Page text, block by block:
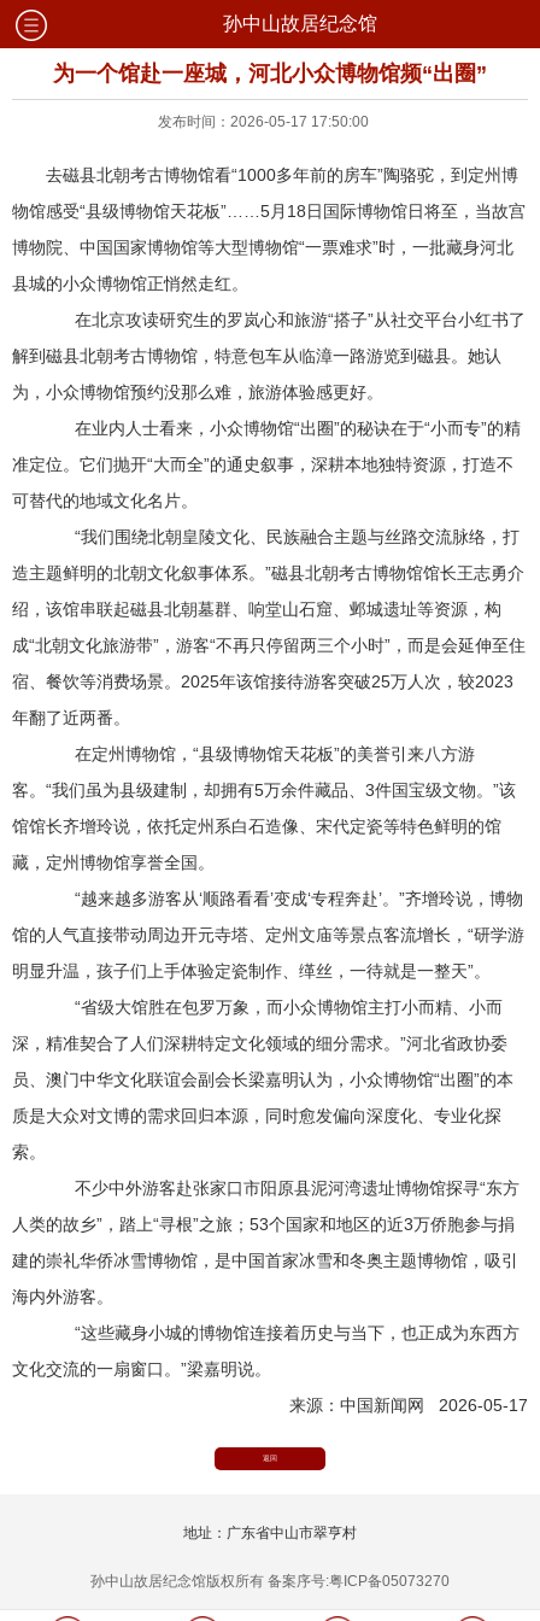
孙中山故居纪念馆
为一个馆赴一座城，河北小众博物馆频“出圈”
发布时间：2026-05-17 17:50:00
去磁县北朝考古博物馆看“1000多年前的房车”陶骆驼，到定州博
物馆感受“县级博物馆天花板”……5月18日国际博物馆日将至，当故宫
博物院、中国国家博物馆等大型博物馆“一票难求”时，一批藏身河北
县城的小众博物馆正悄然走红。
在北京攻读研究生的罗岚心和旅游“搭子”从社交平台小红书了
解到磁县北朝考古博物馆，特意包车从临漳一路游览到磁县。她认
为，小众博物馆预约没那么难，旅游体验感更好。
在业内人士看来，小众博物馆“出圈”的秘诀在于“小而专”的精
准定位。它们抛开“大而全”的通史叙事，深耕本地独特资源，打造不
可替代的地域文化名片。
“我们围绕北朝皇陵文化、民族融合主题与丝路交流脉络，打
造主题鲜明的北朝文化叙事体系。”磁县北朝考古博物馆馆长王志勇介
绍，该馆串联起磁县北朝墓群、响堂山石窟、邺城遗址等资源，构
成“北朝文化旅游带”，游客“不再只停留两三个小时”，而是会延伸至住
宿、餐饮等消费场景。2025年该馆接待游客突破25万人次，较2023
年翻了近两番。
在定州博物馆，“县级博物馆天花板”的美誉引来八方游
客。“我们虽为县级建制，却拥有5万余件藏品、3件国宝级文物。”该
馆馆长齐增玲说，依托定州系白石造像、宋代定瓷等特色鲜明的馆
藏，定州博物馆享誉全国。
“越来越多游客从‘顺路看看’变成‘专程奔赴’。”齐增玲说，博物
馆的人气直接带动周边开元寺塔、定州文庙等景点客流增长，“研学游
明显升温，孩子们上手体验定瓷制作、缂丝，一待就是一整天”。
“省级大馆胜在包罗万象，而小众博物馆主打小而精、小而
深，精准契合了人们深耕特定文化领域的细分需求。”河北省政协委
员、澳门中华文化联谊会副会长梁嘉明认为，小众博物馆“出圈”的本
质是大众对文博的需求回归本源，同时愈发偏向深度化、专业化探
索。
不少中外游客赴张家口市阳原县泥河湾遗址博物馆探寻“东方
人类的故乡”，踏上“寻根”之旅；53个国家和地区的近3万侨胞参与捐
建的崇礼华侨冰雪博物馆，是中国首家冰雪和冬奥主题博物馆，吸引
海内外游客。
“这些藏身小城的博物馆连接着历史与当下，也正成为东西方
文化交流的一扇窗口。”梁嘉明说。
来源：中国新闻网 2026-05-17
返回
地址：广东省中山市翠亨村
孙中山故居纪念馆版权所有 备案序号:粤ICP备05073270